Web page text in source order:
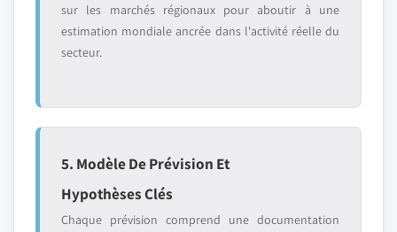
sur les marchés régionaux pour aboutir à une
estimation mondiale ancrée dans l'activité réelle du
secteur.
5. Modèle De Prévision Et
Hypothèses Clés
Chaque prévision comprend une documentation